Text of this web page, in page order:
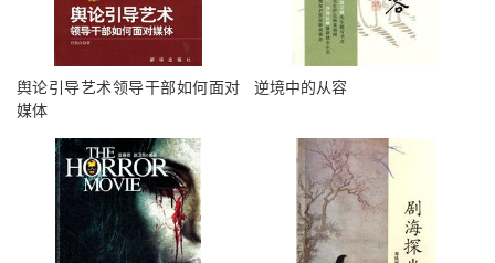
舆论引导艺术领导干部如何面对
媒体
逆境中的从容